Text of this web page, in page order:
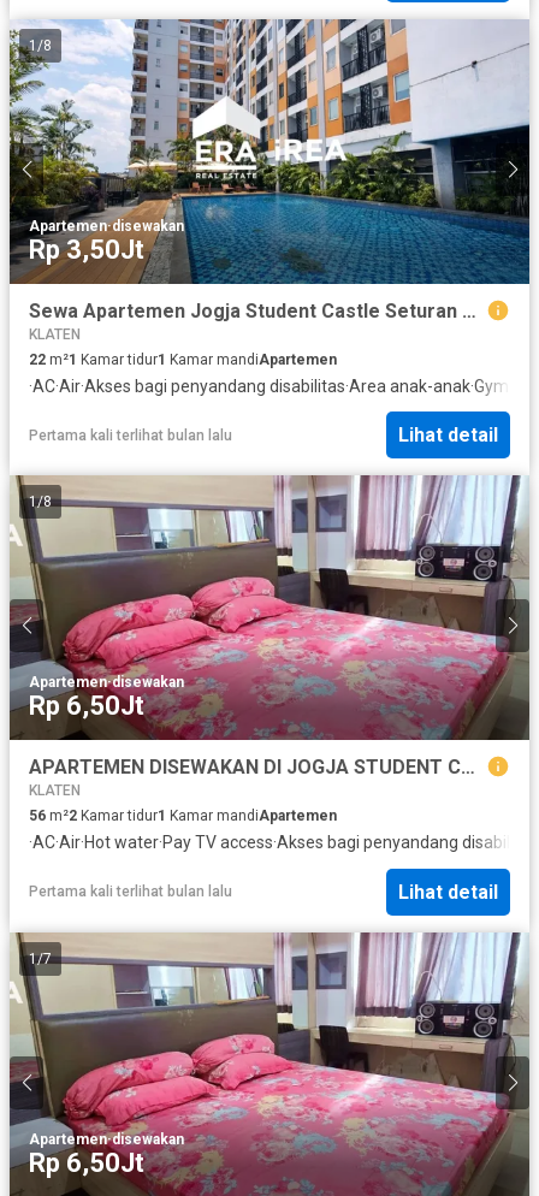
1 /8
Apartemen·disewakan
Rp 3,50Jt
Sewa Apartemen Jogja Student Castle Seturan — Dekat Kampus Atmajaya
KLATEN
22 m²1 Kamar tidur1 Kamar mandiApartemen
·AC·Air·Akses bagi penyandang disabilitas·Area anak-anak·Gym
Pertama kali terlihat bulan lalu Lihat detail
1/8
Apartemen·disewakan
Rp 6,50Jt
APARTEMEN DISEWAKAN DI JOGJA STUDENT CASTLE DEKAT KAMPUS ATMAJAYA
KLATEN
56 m²2 Kamar tidur1 Kamar mandiApartemen
·AC·Air·Hot water·Pay TV access·Akses bagi penyandang disabilitas
Pertama kali terlihat bulan lalu Lihat detail
1/7
Apartemen·disewakan
Rp 6,50Jt